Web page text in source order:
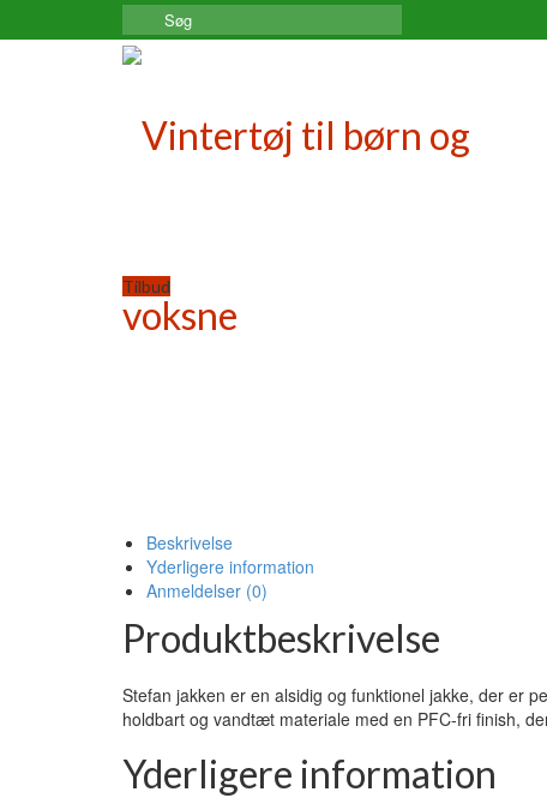
Search
for:
Tilbud
Beskrivelse
Yderligere information
Anmeldelser (0)
Produktbeskrivelse
Stefan jakken er en alsidig og funktionel jakke, der er
holdbart og vandtæt materiale med en PFC-fri finish,
Yderligere information